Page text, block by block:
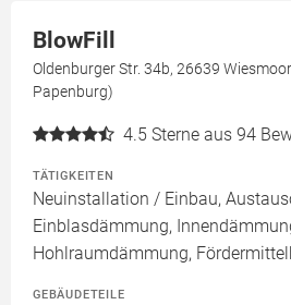
BlowFill
Oldenburger Str. 34b, 26639
Papenburg)
4.5 Sterne aus 94
TÄTIGKEITEN
Neuinstallation / Einbau,
Einblasdämmung,
Hohlraumdämmung,
GEBÄUDETEILE